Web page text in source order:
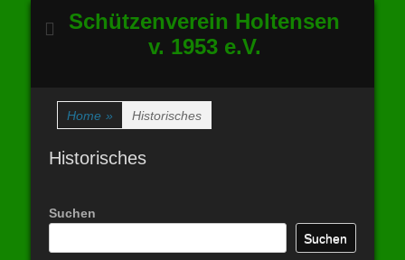
Schützenverein Holtensen
v. 1953 e.V.
Home » Historisches
Historisches
Suchen
Suchen